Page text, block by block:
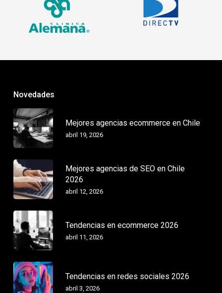
Novedades
Mejores agencias ecommerce en Chile
abril 19, 2026
Mejores agencias de SEO en Chile
2026
abril 12, 2026
Tendencias en ecommerce 2026
abril 11, 2026
Tendencias en redes sociales 2026
abril 3, 2026